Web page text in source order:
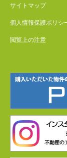
サイトマップ
個人情報保護ポリシ
閲覧上の注意